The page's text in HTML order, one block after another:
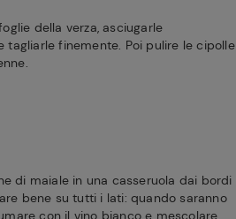
della verza, asciugarle
tagliarle finemente. Poi pulire le cipolle
di maiale in una casseruola dai bordi
bene su tutti i lati: quando saranno
con il vino bianco e mescolare.